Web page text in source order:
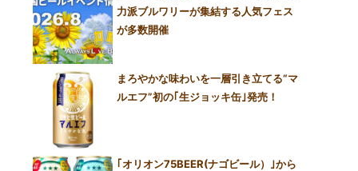
力派ブルワリーが集結する人気フェス
が多数開催
まろやかな味わいを一層引き立てる“マ
ルエフ”初の｢生ジョッキ缶｣発売！
｢オリオン75BEER(ナゴビール）｣から